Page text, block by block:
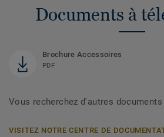
Documents à
Brochure Accessoires
PDF
Vous recherchez d'autres documents
VISITEZ NOTRE CENTRE DE